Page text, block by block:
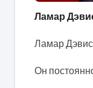
Ламар
Ламар
Он